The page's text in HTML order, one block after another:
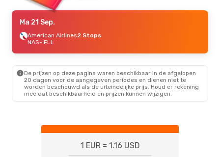
Ma 21 Sep.
American Airlines2 Stops
NAS- FLL
De prijzen op deze pagina waren beschikbaar in de afgelopen
20 dagen voor de aangegeven periodes en dienen niet te
worden beschouwd als de uiteindelijke prijs. Houd er rekening
mee dat beschikbaarheid en prijzen kunnen wijzigen.
1 EUR = 1.16 USD